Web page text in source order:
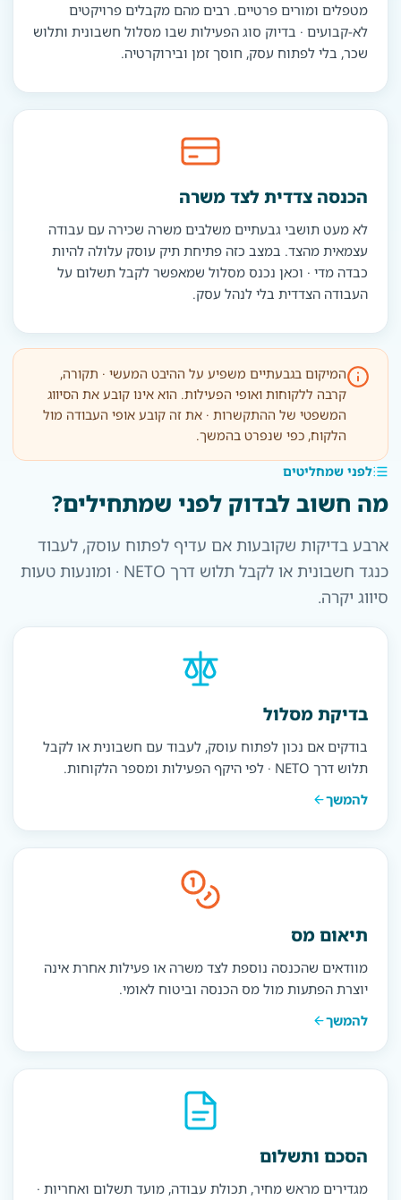
מטפלים ומורים פרטיים. רבים מהם מקבלים פרויקטים
לא-קבועים · בדיוק סוג הפעילות שבו מסלול חשבונית ותלוש
שכר, בלי לפתוח עסק, חוסך זמן ובירוקרטיה.
הכנסה צדדית לצד משרה
לא מעט תושבי גבעתיים משלבים משרה שכירה עם עבודה
עצמאית מהצד. במצב כזה פתיחת תיק עוסק עלולה להיות
כבדה מדי · וכאן נכנס מסלול שמאפשר לקבל תשלום על
העבודה הצדדית בלי לנהל עסק.
המיקום בגבעתיים משפיע על ההיבט המעשי · תקורה,
קרבה ללקוחות ואופי הפעילות. הוא אינו קובע את הסיווג
המשפטי של ההתקשרות · את זה קובע אופי העבודה מול
הלקוח, כפי שנפרט בהמשך.
לפני שמחליטים
מה חשוב לבדוק לפני שמתחילים?
ארבע בדיקות שקובעות אם עדיף לפתוח עוסק, לעבוד
כנגד חשבונית או לקבל תלוש דרך NETO · ומונעות טעות
סיווג יקרה.
בדיקת מסלול
בודקים אם נכון לפתוח עוסק, לעבוד עם חשבונית או לקבל
תלוש דרך NETO · לפי היקף הפעילות ומספר הלקוחות.
להמשך
תיאום מס
מוודאים שהכנסה נוספת לצד משרה או פעילות אחרת אינה
יוצרת הפתעות מול מס הכנסה וביטוח לאומי.
להמשך
הסכם ותשלום
מגדירים מראש מחיר, תכולת עבודה, מועד תשלום ואחריות ·